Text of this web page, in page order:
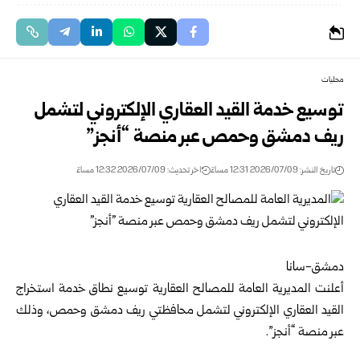
محليات
توسيع خدمة القيد العقاري الإلكتروني لتشمل
ريف دمشق وحمص عبر ‏منصة “أنجز”‏
تاريخ النشر: 2026/07/09 12:31 مساءً اخر تحديث: 2026/07/09 12:32 مساءً
دمشق-سانا ‏
أعلنت المديرية العامة للمصالح العقارية توسيع نطاق خدمة استخراج
‏القيد العقاري الإلكتروني لتشمل محافظتي ريف دمشق وحمص، وذلك
عبر ‏منصة “أنجز”.‏